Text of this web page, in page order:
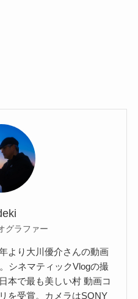
グラファー
より大川優介さんの動画
シネマティックVlogの撮
本で最も美しい村 動画コ
を受賞。カメラはSONY